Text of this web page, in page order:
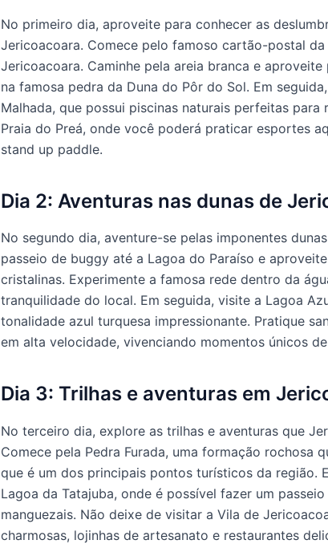
No primeiro dia, aproveite para conhecer as
Jericoacoara. Comece pelo famoso cartão-postal da
Jericoacoara. Caminhe pela areia branca e
na famosa pedra da Duna do Pôr do Sol. Em
Malhada, que possui piscinas naturais perfeitas para
Praia do Preá, onde você poderá praticar esportes
stand up paddle.
Dia 2: Aventuras nas dunas de
No segundo dia, aventure-se pelas imponentes
passeio de buggy até a Lagoa do Paraíso e
cristalinas. Experimente a famosa rede dentro da
tranquilidade do local. Em seguida, visite a Lagoa
tonalidade azul turquesa impressionante. Pratique
em alta velocidade, vivenciando momentos únicos
Dia 3: Trilhas e aventuras em
No terceiro dia, explore as trilhas e aventuras que
Comece pela Pedra Furada, uma formação rochosa
que é um dos principais pontos turísticos da região.
Lagoa da Tatajuba, onde é possível fazer um
manguezais. Não deixe de visitar a Vila de
charmosas, lojinhas de artesanato e restaurantes